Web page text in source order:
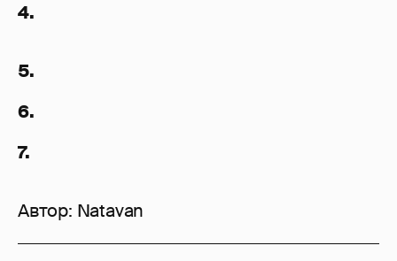
4.
5.
6.
7.
Автор: Natavan